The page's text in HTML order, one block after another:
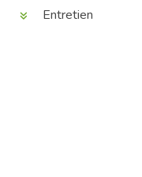
Entretien